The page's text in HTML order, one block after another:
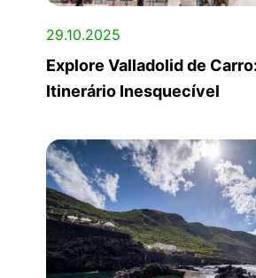
29.10.2025
Explore Valladolid de
Itinerário Inesquecível